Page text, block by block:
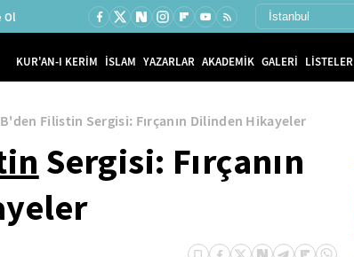
Ol
KUR'AN-I KERİM İSLAM YAZARLAR AKADEMİK GALERİ LİSTELER
Filistin Sergisi: Fırçanın Dilinden Hikayeler
Sergisi: Fırçanın